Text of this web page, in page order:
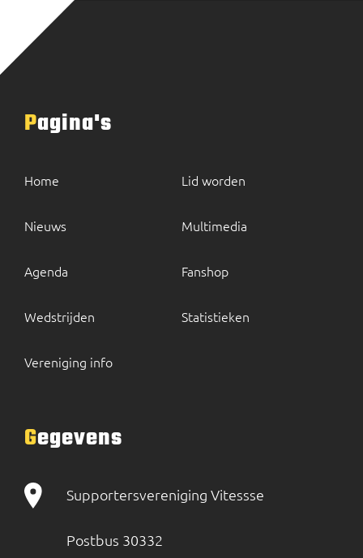
Pagina's
Home
Nieuws
Agenda
Wedstrijden
Vereniging info
Lid worden
Multimedia
Fanshop
Statistieken
Gegevens
Supportersvereniging Vitessse
Postbus 30332